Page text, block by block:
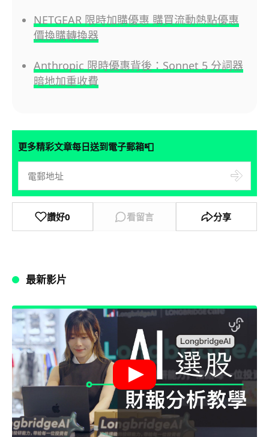
NETGEAR 限時加購優惠 購買流動熱點優惠
價換購轉換器
Anthropic 限時優惠背後：Sonnet 5 分詞器
暗地加重收費
更多精彩文章每日送到電子郵箱📮
讚好0 看留言 分享
最新影片